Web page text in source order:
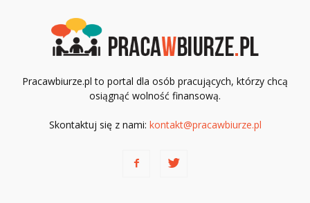
Pracawbiurze.pl to portal dla osób pracujących, którzy chcą
osiągnąć wolność finansową.
Skontaktuj się z nami: kontakt@pracawbiurze.pl